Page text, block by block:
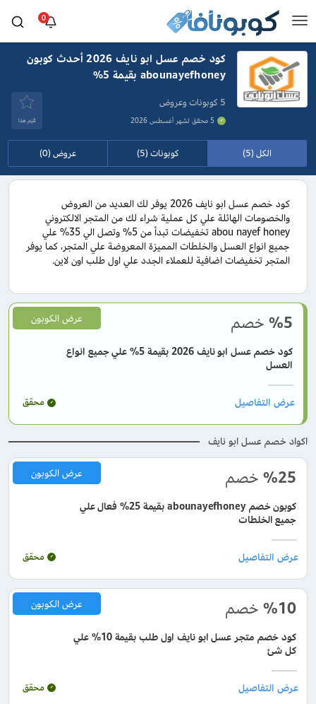
0
كود خصم عسل ابو نايف 2026 أحدث كوبون
abounayefhoney بقيمة 5%
5 كوبونات وعروض
5 محقق لشهر أغسطس 2026 قيَم هذا
الكل (5) كوبونات (5) عروض (0)
كود خصم عسل ابو نايف 2026 يوفر لك العديد من العروض
والخصومات الهائلة علي كل عملية شراء لك من المتجر الالكتروني
abou nayef honey تخفيضات تبدأ من 5% وتصل الي 35% علي
جميع انواع العسل والخلطات المميزة المعروضة علي المتجر، كما يوفر
المتجر تخفيضات اضافية للعملاء الجدد علي اول طلب اون لاين.
%5 خصم
كود خصم عسل ابو نايف 2026 بقيمة 5% علي جميع انواع
العسل
عرض الكوبون
محقق
اكواد خصم عسل ابو نايف
%25 خصم
كوبون خصم abounayefhoney بقيمة 25% فعال علي
جميع الخلطات
عرض الكوبون
محقق
%10 خصم
كود خصم متجر عسل ابو نايف اول طلب بقيمة 10% علي
كل شئ
عرض الكوبون
محقق